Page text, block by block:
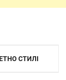
СТИЛІ